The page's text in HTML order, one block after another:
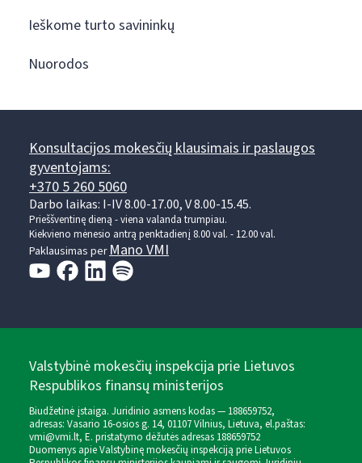
Ieškome turto savininkų
Nuorodos
Konsultacijos mokesčių klausimais ir paslaugos
gyventojams:
+370 5 260 5060
Darbo laikas: I-IV 8.00-17.00, V 8.00-15.45.
Prieššventinę dieną - viena valanda trumpiau.
Kiekvieno mėnesio antrą penktadienį 8.00 val. - 12.00 val.
Paklausimas perMano VMI
Valstybinė mokesčių inspekcija prie Lietuvos
Respublikos finansų ministerijos
Biudžetinė įstaiga. Juridinio asmens kodas — 188659752,
adresas: Vasario 16-osios g. 14, 01107 Vilnius, Lietuva, el.paštas:
vmi@vmi.lt, E. pristatymo dėžutės adresas 188659752
Duomenys apie Valstybinę mokesčių inspekciją prie Lietuvos